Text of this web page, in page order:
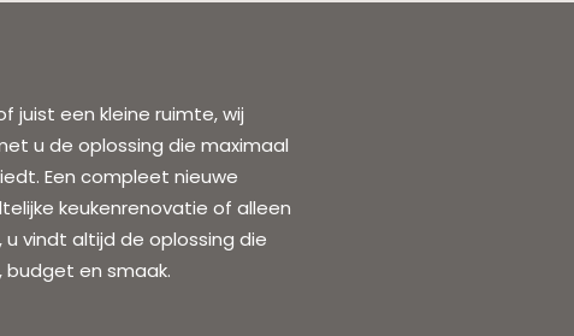
juist een kleine ruimte, wij
u de oplossing die maximaal
Een compleet nieuwe
keukenrenovatie of alleen
vindt altijd de oplossing die
budget en smaak.